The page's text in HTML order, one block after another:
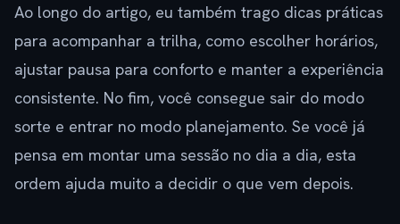
Ao longo do artigo, eu também trago dicas práticas
para acompanhar a trilha, como escolher horários,
ajustar pausa para conforto e manter a experiência
consistente. No fim, você consegue sair do modo
sorte e entrar no modo planejamento. Se você já
pensa em montar uma sessão no dia a dia, esta
ordem ajuda muito a decidir o que vem depois.